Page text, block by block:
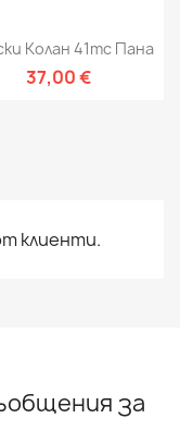
Колан 41mc Пана
37,00 €
клиенти.
за